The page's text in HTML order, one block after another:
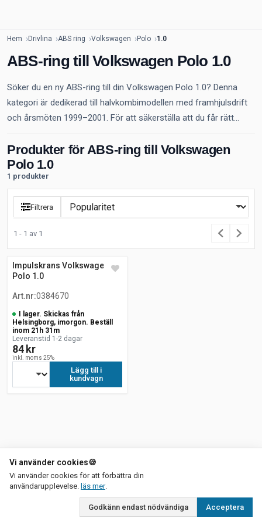
Hem Drivlina ABS ring Volkswagen Polo 1.0
ABS-ring till Volkswagen Polo 1.0
Söker du en ny ABS-ring till din Volkswagen Polo 1.0? Denna
kategori är dedikerad till halvkombimodellen med framhjulsdrift
och årsmöten 1999–2001. För att säkerställa att du får rätt...
Produkter för ABS-ring till Volkswagen
Polo 1.0
1 produkter
Filtrera
1 - 1 av 1
Impulskrans Volkswagen
Polo 1.0
Art.nr:0384670
I lager. Skickas från
Helsingborg, imorgon. Beställ
inom 21h 31m
Leveranstid 1-2 dagar
84 kr
inkl. moms 25%
Lägg till i
kundvagn
Vi använder cookies🍪
Vi använder cookies för att förbättra din
användarupplevelse. läs merom vår integritetspolicy
.
Godkänn endast nödvändiga Acceptera